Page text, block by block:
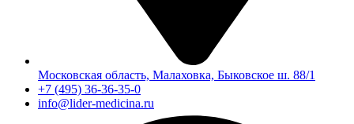
Московская область, Малаховка, Быковское ш. 88/1
+7 (495) 36-36-35-0
info@lider-medicina.ru